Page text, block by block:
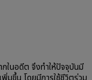
ในอดีต จึงทำให้ปัจจุบันมี